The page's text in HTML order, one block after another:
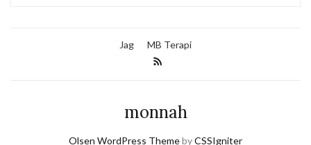
Jag MB Terapi
monnah
Olsen WordPress ThemebyCSSIgniter